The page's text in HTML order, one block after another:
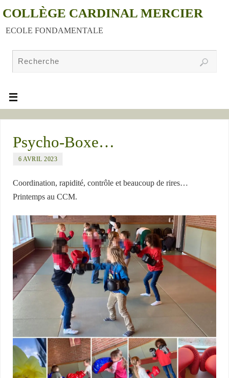
COLLÈGE CARDINAL MERCIER
ECOLE FONDAMENTALE
Psycho-Boxe…
6 AVRIL 2023
Coordination, rapidité, contrôle et beaucoup de rires…
Printemps au CCM.